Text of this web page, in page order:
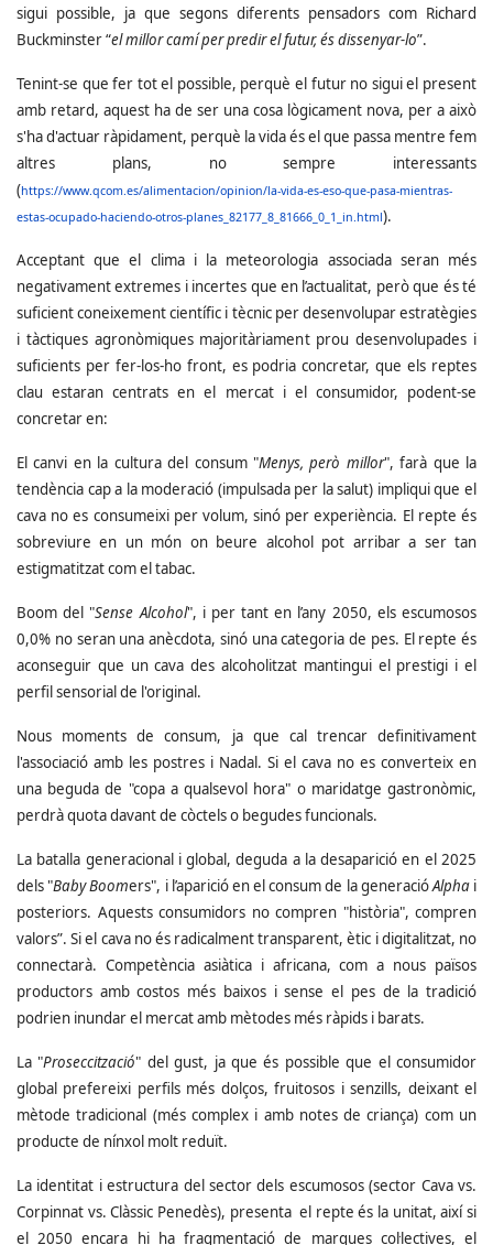
sigui possible, ja que segons diferents pensadors com Richard
Buckminster “el millor camí per predir el futur, és dissenyar-lo”.
Tenint-se que fer tot el possible, perquè el futur no sigui el present
amb retard, aquest ha de ser una cosa lògicament nova, per a això
s'ha d'actuar ràpidament, perquè la vida és el que passa mentre fem
altres plans, no sempre interessants
(https://www.qcom.es/alimentacion/opinion/la-vida-es-eso-que-pasa-mientras-
estas-ocupado-haciendo-otros-planes_82177_8_81666_0_1_in.html).
Acceptant que el clima i la meteorologia associada seran més
negativament extremes i incertes que en l’actualitat, però que és té
suficient coneixement científic i tècnic per desenvolupar estratègies
i tàctiques agronòmiques majoritàriament prou desenvolupades i
suficients per fer-los-ho front, es podria concretar, que els reptes
clau estaran centrats en el mercat i el consumidor, podent-se
concretar en:
El canvi en la cultura del consum "Menys, però millor", farà que la
tendència cap a la moderació (impulsada per la salut) impliqui que el
cava no es consumeixi per volum, sinó per experiència. El repte és
sobreviure en un món on beure alcohol pot arribar a ser tan
estigmatitzat com el tabac.
Boom del "Sense Alcohol", i per tant en l’any 2050, els escumosos
0,0% no seran una anècdota, sinó una categoria de pes. El repte és
aconseguir que un cava des alcoholitzat mantingui el prestigi i el
perfil sensorial de l'original.
Nous moments de consum, ja que cal trencar definitivament
l'associació amb les postres i Nadal. Si el cava no es converteix en
una beguda de "copa a qualsevol hora" o maridatge gastronòmic,
perdrà quota davant de còctels o begudes funcionals.
La batalla generacional i global, deguda a la desaparició en el 2025
dels "Baby Boomers", i l’aparició en el consum de la generacióAlphai
posteriors. Aquests consumidors no compren "història", compren
valors”. Si el cava no és radicalment transparent, ètic i digitalitzat, no
connectarà. Competència asiàtica i africana, com a nous països
productors amb costos més baixos i sense el pes de la tradició
podrien inundar el mercat amb mètodes més ràpids i barats.
La "Proseccització" del gust, ja que és possible que el consumidor
global prefereixi perfils més dolços, fruitosos i senzills, deixant el
mètode tradicional (més complex i amb notes de criança) com un
producte de nínxol molt reduït.
La identitat i estructura del sector dels escumosos (sector Cava vs.
Corpinnat vs. Clàssic Penedès), presenta el repte és la unitat, així si
el 2050 encara hi ha fragmentació de marques col·lectives, el